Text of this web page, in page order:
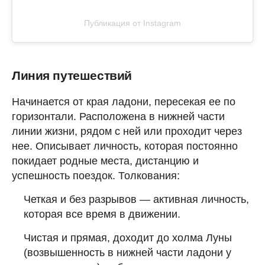
Публикация от Instagram
Линия путешествий
Начинается от края ладони, пересекая ее по
горизонтали. Расположена в нижней части
линии жизни, рядом с ней или проходит через
нее. Описывает личность, которая постоянно
покидает родные места, дистанцию и
успешность поездок. Толкования:
Четкая и без разрывов — активная личность,
которая все время в движении.
Чистая и прямая, доходит до холма Луны
(возвышенность в нижней части ладони у